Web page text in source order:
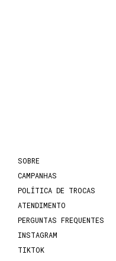
SOBRE
CAMPANHAS
POLÍTICA DE TROCAS
ATENDIMENTO
PERGUNTAS FREQUENTES
INSTAGRAM
TIKTOK